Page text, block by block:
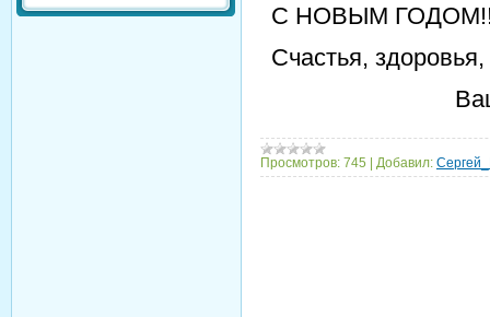
С НОВЫМ
Счастья,
Ваш,
Просмотров: 745 Добавил: